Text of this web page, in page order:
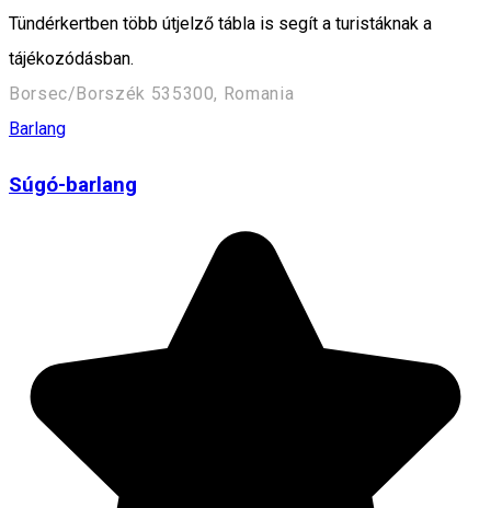
Tündérkertben több útjelző tábla is segít a turistáknak a
tájékozódásban.
Borsec/Borszék 535300, Romania
Barlang
Súgó-barlang